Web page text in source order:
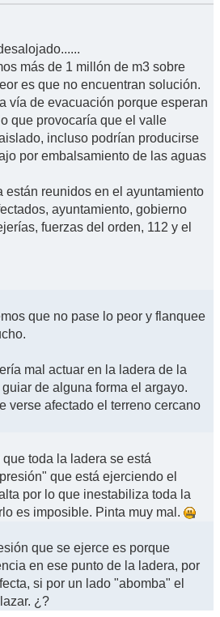
más de 1 millón de m3 sobre
es que no encuentran solución.
vía de evacuación porque esperan
que provocaría que el valle
incluso podrían producirse
por embalsamiento de las aguas
están reunidos en el ayuntamiento
ayuntamiento, gobierno
fuerzas del orden, 112 y el
que no pase lo peor y flanquee
mal actuar en la ladera de la
de alguna forma el argayo.
verse afectado el terreno cercano
toda la ladera se está
que está ejerciendo el
por lo que inestabiliza toda la
es imposible. Pinta muy mal.
que se ejerce es porque
en ese punto de la ladera, por
si por un lado "abomba" el
¿?